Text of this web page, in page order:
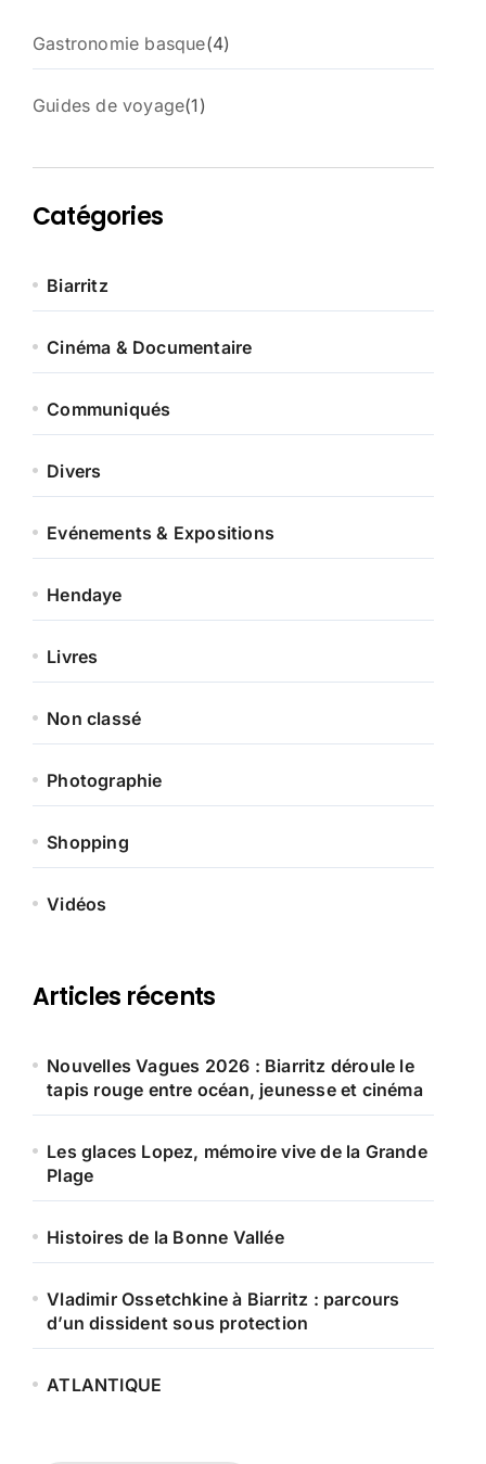
Gastronomie basque 44
p
u
Guides de voyage 1 1
Catégories
Biarritz
Cinéma & Documentaire
Communiqués
Divers
Evénements & Expositions
Hendaye
Livres
Non classé
Photographie
Shopping
Vidéos
Articles récents
Nouvelles Vagues 2026 : Biarritz déroule le
tapis rouge entre océan, jeunesse et cinéma
Les glaces Lopez, mémoire vive de la Grande
Plage
Histoires de la Bonne Vallée
Vladimir Ossetchkine à Biarritz : parcours
d’un dissident sous protection
ATLANTIQUE